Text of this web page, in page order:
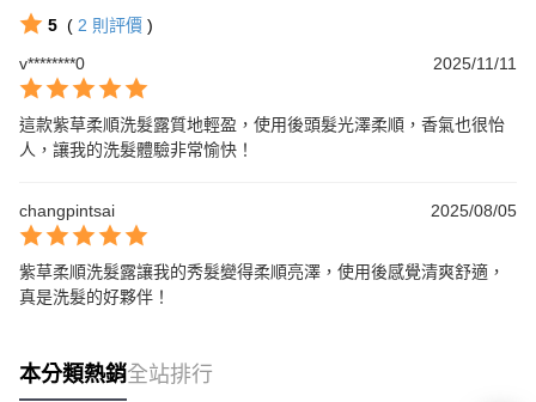
5 ( 2 則評價 )
v********0
2025/11/11
這款紫草柔順洗髮露質地輕盈，使用後頭髮光澤柔順，香氣也很怡
人，讓我的洗髮體驗非常愉快！
changpintsai 2025/08/05
紫草柔順洗髮露讓我的秀髮變得柔順亮澤，使用後感覺清爽舒適，
真是洗髮的好夥伴！
本分類熱銷全站排行